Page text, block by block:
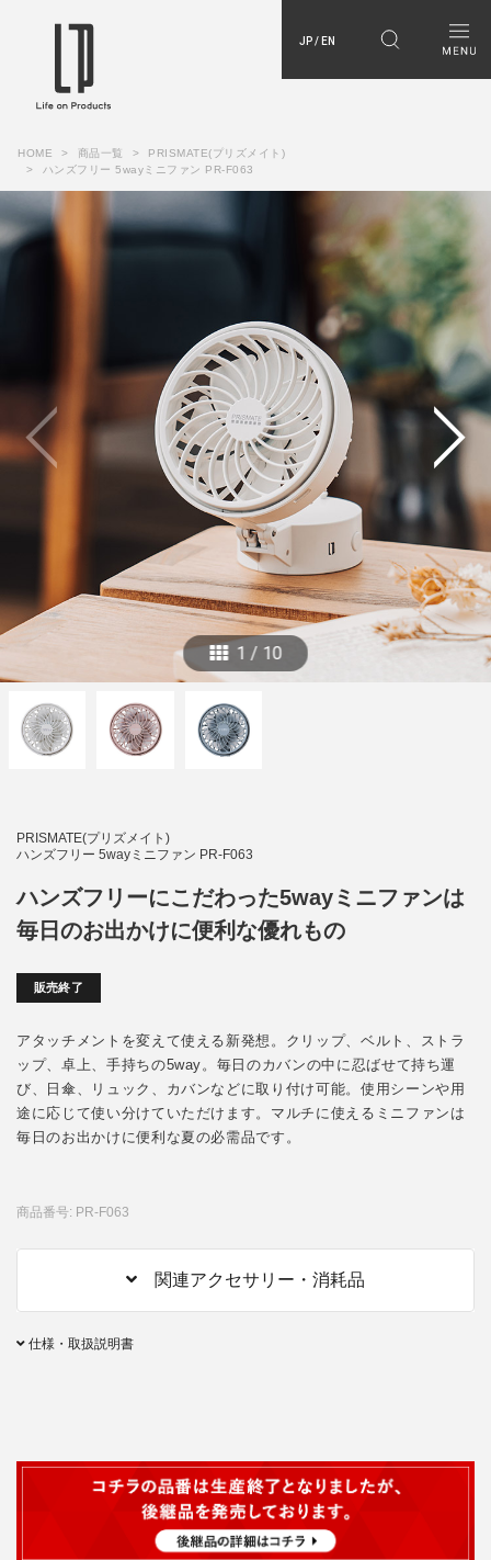
JP / EN
HOME 商品一覧
PRISMATE(プリズメイト)
ハンズフリー 5wayミニファン PR-F063
PRISMATE(プリズメイト)
ハンズフリー 5wayミニファン PR-F063
ハンズフリーにこだわった5wayミニファンは
毎日のお出かけに便利な優れもの
販売終了
アタッチメントを変えて使える新発想。クリップ、ベルト、ストラ
ップ、卓上、手持ちの5way。毎日のカバンの中に忍ばせて持ち運
び、日傘、リュック、カバンなどに取り付け可能。使用シーンや用
途に応じて使い分けていただけます。マルチに使えるミニファンは
毎日のお出かけに便利な夏の必需品です。
商品番号: PR-F063
関連アクセサリー・消耗品
仕様・取扱説明書
1 / 10